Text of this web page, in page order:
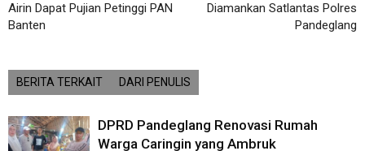
Airin Dapat Pujian Petinggi PAN
Banten
Diamankan Satlantas Polres
Pandeglang
BERITA TERKAIT DARI PENULIS
DPRD Pandeglang Renovasi Rumah
Warga Caringin yang Ambruk